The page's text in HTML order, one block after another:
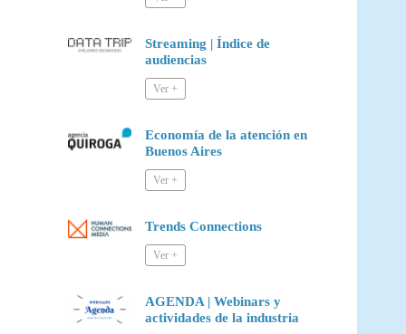
Streaming | Índice de
audiencias
Economía de la atención en
Buenos Aires
Trends Connections
AGENDA | Webinars y
actividades de la industria